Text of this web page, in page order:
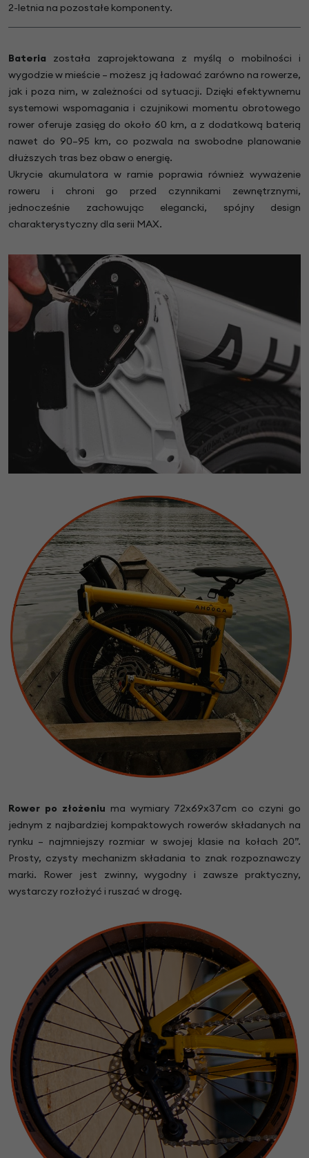
2-letnia na pozostałe komponenty.
Bateria została zaprojektowana z myślą o mobilności i
wygodzie w mieście – możesz ją ładować zarówno na rowerze,
jak i poza nim, w zależności od sytuacji. Dzięki efektywnemu
systemowi wspomagania i czujnikowi momentu obrotowego
rower oferuje zasięg do około 60 km, a z dodatkową baterią
nawet do 90–95 km, co pozwala na swobodne planowanie
dłuższych tras bez obaw o energię.
Ukrycie akumulatora w ramie poprawia również wyważenie
roweru i chroni go przed czynnikami zewnętrznymi,
jednocześnie zachowując elegancki, spójny design
charakterystyczny dla serii MAX.
Rower po złożeniu ma wymiary 72x69x37cm co czyni go
jednym z najbardziej kompaktowych rowerów składanych na
rynku – najmniejszy rozmiar w swojej klasie na kołach 20”.
Prosty, czysty mechanizm składania to znak rozpoznawczy
marki. Rower jest zwinny, wygodny i zawsze praktyczny,
wystarczy rozłożyć i ruszać w drogę.